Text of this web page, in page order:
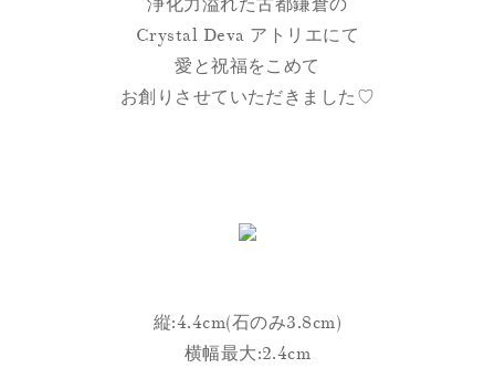
浄化力溢れた古都鎌倉の
Crystal Deva アトリエにて
愛と祝福をこめて
お創りさせていただきました♡
縦:4.4cm(石のみ3.8cm)
横幅最大:2.4cm